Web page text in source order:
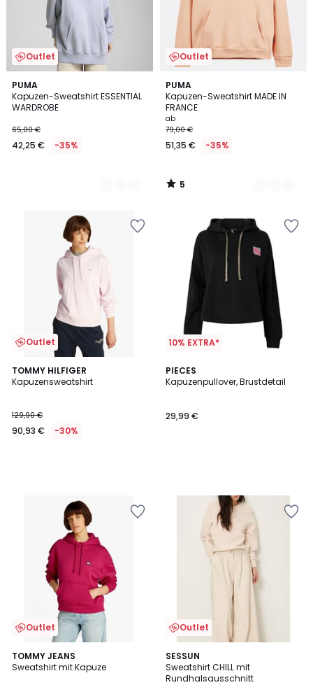
Outlet
PUMA
Kapuzen-Sweatshirt ESSENTIAL
WARDROBE
65,00 €
42,25 € -35%
2
Farben
Outlet
PUMA
Kapuzen-Sweatshirt MADE IN
FRANCE
ab
79,00 €
51,35 € -35%
5
/
5
2
Farben
5
/
Outlet
TOMMY HILFIGER
Kapuzensweatshirt
129,90 €
90,93 € -30%
10% EXTRA*
PIECES
Kapuzenpullover, Brustdetail
29,99 €
Outlet
TOMMY JEANS
Sweatshirt mit Kapuze
Outlet
SESSUN
Sweatshirt CHILL mit
Rundhalsausschnitt
4,5
/ 5